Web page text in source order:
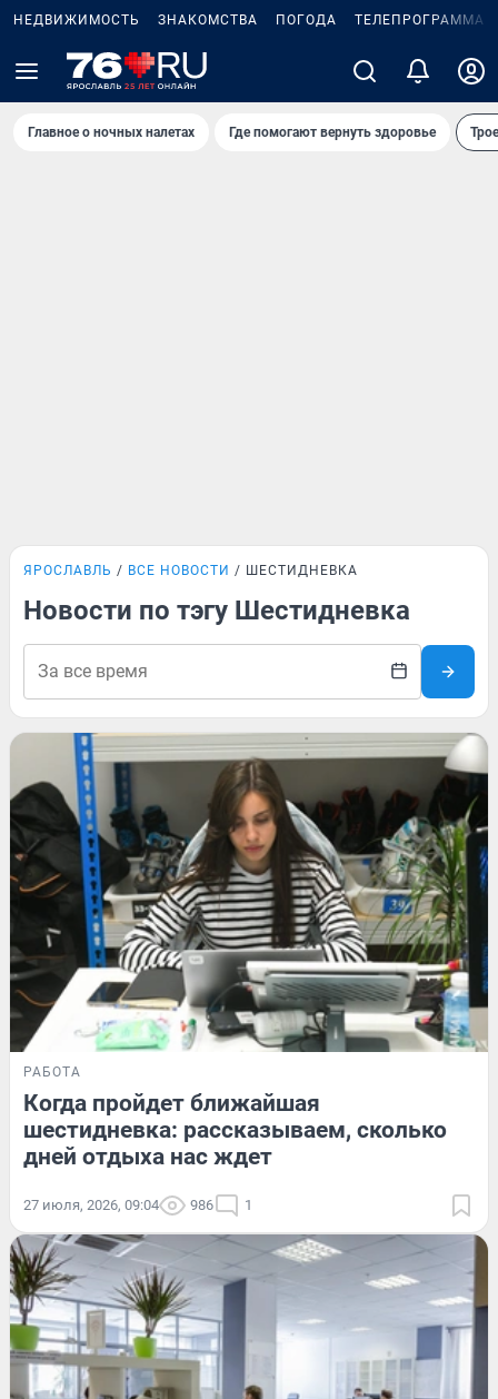
НЕДВИЖИМОСТЬ ЗНАКОМСТВА ПОГОДА ТЕЛЕПРОГРАММА
Главное о ночных налетах Где помогают вернуть здоровье
ЯРОСЛАВЛЬ ВСЕ НОВОСТИ ШЕСТИДНЕВКА
Новости по тэгу Шестидневка
РАБОТА
Когда пройдет ближайшая
шестидневка: рассказываем, сколько
дней отдыха нас ждет
27 июля, 2026, 09:04 986 1